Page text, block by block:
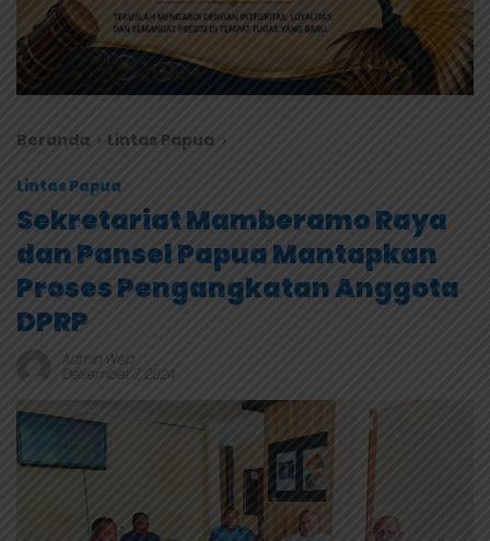
Beranda Lintas Papua
Lintas Papua
Sekretariat Mamberamo Raya
dan Pansel Papua Mantapkan
Proses Pengangkatan Anggota
DPRP
Admin Web
Desember 7, 2024